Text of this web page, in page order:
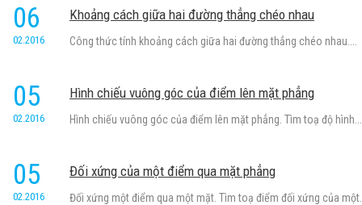
06
02.2016
Khoảng cách giữa hai đường thẳng chéo nhau
Công thức tính khoảng cách giữa hai đường thẳng chéo nhau....
05
02.2016
Hình chiếu vuông góc của điểm lên mặt phẳng
Hình chiếu vuông góc của điểm lên mặt phẳng. Tìm toạ độ hình...
05
02.2016
Đối xứng của một điểm qua mặt phẳng
Đối xứng một điểm qua một mặt. Tìm toạ điểm đối xứng của